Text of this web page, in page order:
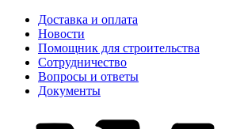
Доставка и оплата
Новости
Помощник для строительства
Сотрудничество
Вопросы и ответы
Документы